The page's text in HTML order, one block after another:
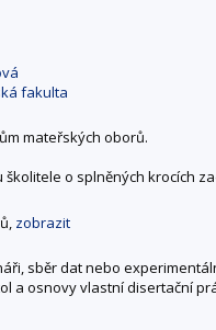
fakulta
mateřských oborů.
školitele o splněných krocích
zobrazit
sběr dat nebo
a osnovy vlastní disertační